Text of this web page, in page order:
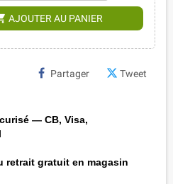
AJOUTER AU PANIER
Partager Tweet
— CB, Visa,
retrait gratuit en magasin